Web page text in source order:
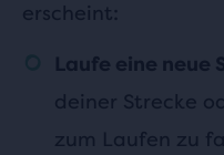
erscheint:
Laufe eine neue
deiner Strecke
zum Laufen zu